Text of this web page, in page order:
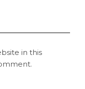
in this